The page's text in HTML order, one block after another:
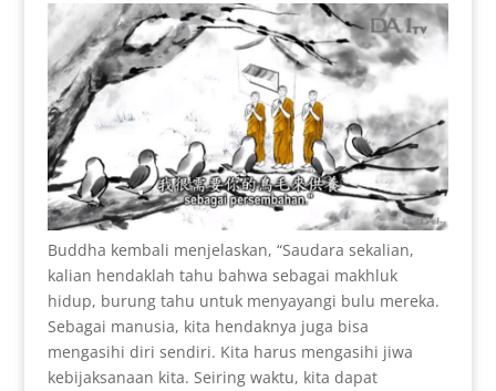
Buddha kembali menjelaskan, “Saudara sekalian,
kalian hendaklah tahu bahwa sebagai makhluk
hidup, burung tahu untuk menyayangi bulu mereka.
Sebagai manusia, kita hendaknya juga bisa
mengasihi diri sendiri. Kita harus mengasihi jiwa
kebijaksanaan kita. Seiring waktu, kita dapat